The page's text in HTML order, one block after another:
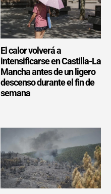
El calor volverá a
intensificarse en Castilla-La
Mancha antes de un ligero
descenso durante el fin de
semana